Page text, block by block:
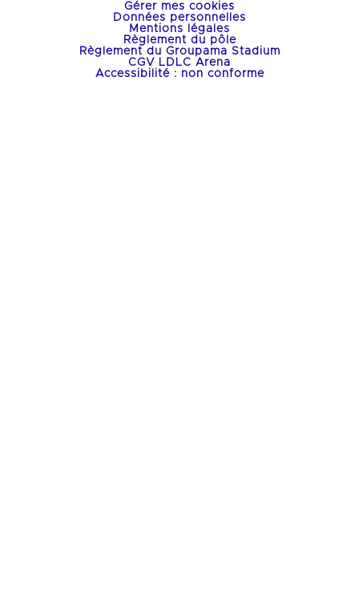
Gérer mes cookies
Données personnelles
Mentions légales
Règlement du pôle
Règlement du Groupama Stadium
CGV LDLC Arena
Accessibilité : non conforme